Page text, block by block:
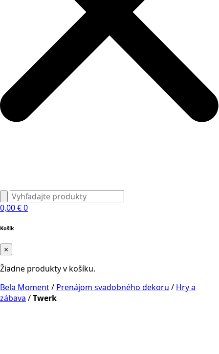
0,00€0
Košík
×
Žiadne produkty v košíku.
Bela Moment/ Prenájom svadobného dekoru / Hry a
zábava /Twerk